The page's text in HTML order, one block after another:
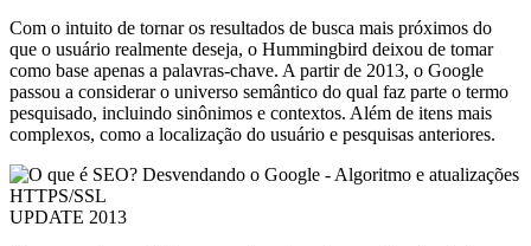
Com o intuito de tornar os resultados de busca mais próximos do
que o usuário realmente deseja, o Hummingbird deixou de tomar
como base apenas a palavras-chave. A partir de 2013, o Google
passou a considerar o universo semântico do qual faz parte o termo
pesquisado, incluindo sinônimos e contextos. Além de itens mais
complexos, como a localização do usuário e pesquisas anteriores.
HTTPS/SSL
UPDATE 2013